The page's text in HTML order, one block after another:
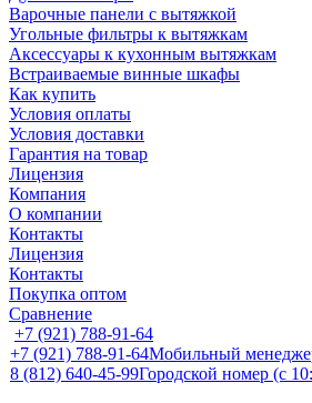
Варочные панели с вытяжкой
Угольные фильтры к вытяжкам
Аксессуары к кухонным вытяжкам
Встраиваемые винные шкафы
Как купить
Условия оплаты
Условия доставки
Гарантия на товар
Лицензия
Компания
О компании
Контакты
Лицензия
Контакты
Покупка оптом
Сравнение
+7 (921) 788-91-64
+7 (921) 788-91-64Мобильный
8 (812) 640-45-99Городской номер (с